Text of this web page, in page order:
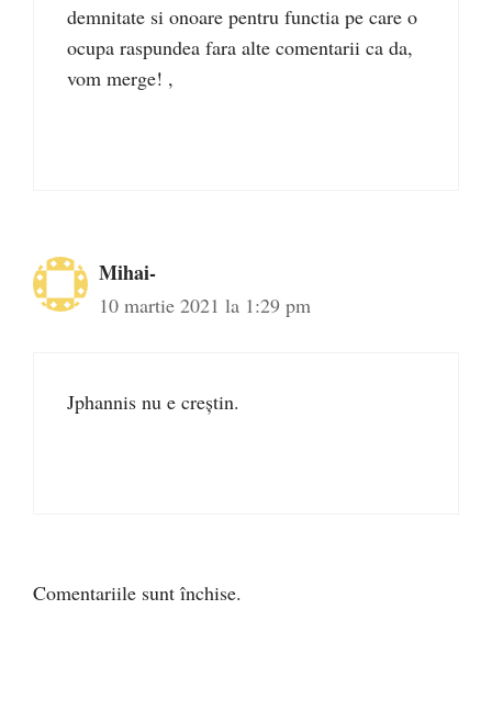
demnitate si onoare pentru functia pe care o
ocupa raspundea fara alte comentarii ca da,
vom merge! ,
Mihai-
10 martie 2021 la 1:29 pm
Jphannis nu e creștin.
Comentariile sunt închise.